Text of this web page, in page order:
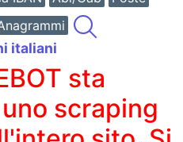
italiani
sta
scraping